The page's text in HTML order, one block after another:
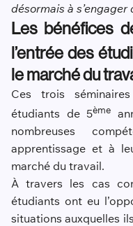
désormais à
Les bénéfices
l’entrée des
le marché du
Ces trois
étudiants de 5ème
nombreuses
apprentissage et à
marché du travail.
À travers les cas
étudiants ont eu
situations auxquelles